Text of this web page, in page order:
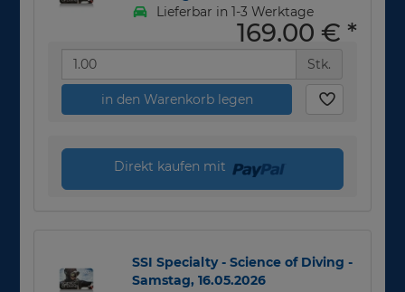
Lieferbar in 1-3 Werktage
169,00 € *
Stk.
in den Warenkorb legen
Direkt kaufen mit
SSI Specialty - Science of Diving -
Samstag, 16.05.2026